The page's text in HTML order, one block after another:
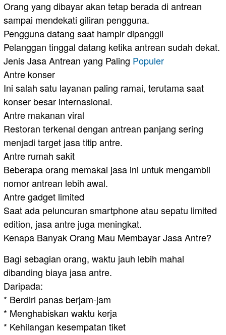
Orang yang dibayar akan tetap berada di antrean
sampai mendekati giliran pengguna.
Pengguna datang saat hampir dipanggil
Pelanggan tinggal datang ketika antrean sudah dekat.
Jenis Jasa Antrean yang Paling Populer
Antre konser
Ini salah satu layanan paling ramai, terutama saat
konser besar internasional.
Antre makanan viral
Restoran terkenal dengan antrean panjang sering
menjadi target jasa titip antre.
Antre rumah sakit
Beberapa orang memakai jasa ini untuk mengambil
nomor antrean lebih awal.
Antre gadget limited
Saat ada peluncuran smartphone atau sepatu limited
edition, jasa antre juga meningkat.
Kenapa Banyak Orang Mau Membayar Jasa Antre?
Bagi sebagian orang, waktu jauh lebih mahal
dibanding biaya jasa antre.
Daripada:
* Berdiri panas berjam-jam
* Menghabiskan waktu kerja
* Kehilangan kesempatan tiket